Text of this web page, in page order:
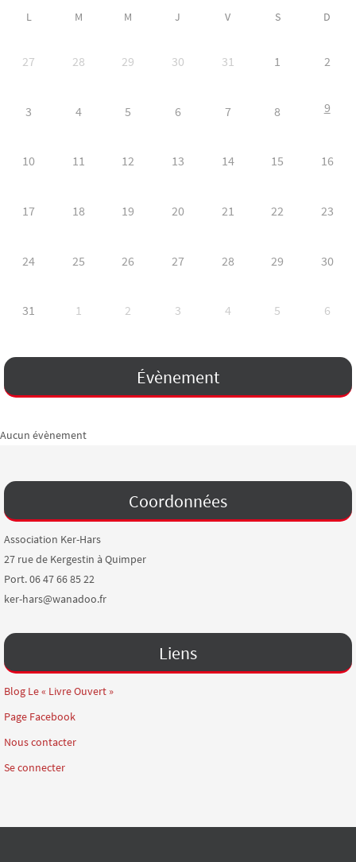
L M M J V S D
27 28 29 30 31 1 2
3 4 5 6 7 8 9
10 11 12 13 14 15 16
17 18 19 20 21 22 23
24 25 26 27 28 29 30
31 1 2 3 4 5 6
Évènement
Aucun évènement
Coordonnées
Association Ker-Hars
27 rue de Kergestin à Quimper
Port. 06 47 66 85 22
ker-hars@wanadoo.fr
Liens
Blog Le « Livre Ouvert »
Page Facebook
Nous contacter
Se connecter